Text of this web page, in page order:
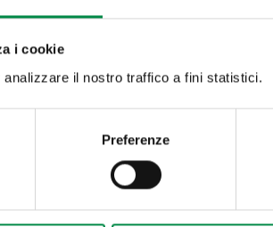
i cookie
il nostro traffico a fini statistici.
Preferenze